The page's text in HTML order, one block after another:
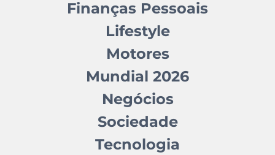
Finanças Pessoais
Lifestyle
Motores
Mundial 2026
Negócios
Sociedade
Tecnologia